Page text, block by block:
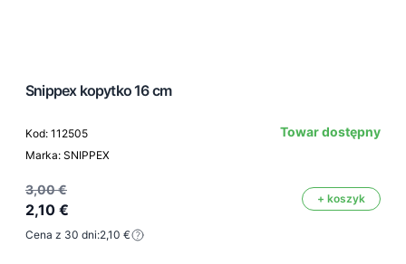
Snippex kopytko 16 cm
Kod: 112505
Marka: SNIPPEX
Towar dostępny
3,00 €
2,10 €
+ koszyk
Cena z 30 dni:2,10 €